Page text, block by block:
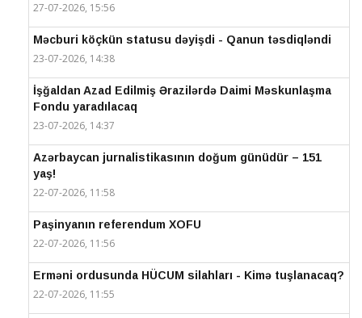
27-07-2026, 15:56
Məcburi köçkün statusu dəyişdi - Qanun təsdiqləndi
23-07-2026, 14:38
İşğaldan Azad Edilmiş Ərazilərdə Daimi Məskunlaşma
Fondu yaradılacaq
23-07-2026, 14:37
Azərbaycan jurnalistikasının doğum günüdür – 151
yaş!
22-07-2026, 11:58
Paşinyanın referendum XOFU
22-07-2026, 11:56
Erməni ordusunda HÜCUM silahları - Kimə tuşlanacaq?
22-07-2026, 11:55